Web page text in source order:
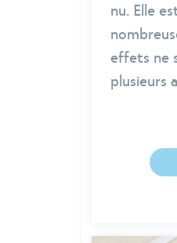
nu. Elle
effets ne
plusieurs